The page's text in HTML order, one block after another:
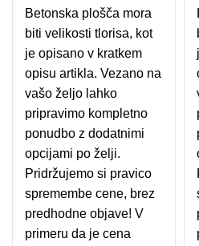
Betonska plošča mora
biti velikosti tlorisa, kot
je opisano v kratkem
opisu artikla. Vezano na
vašo željo lahko
pripravimo kompletno
ponudbo z dodatnimi
opcijami po želji.
Pridržujemo si pravico
spremembe cene, brez
predhodne objave! V
primeru da je cena